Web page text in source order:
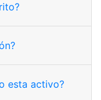
esta activo?